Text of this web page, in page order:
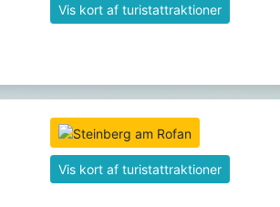
Vis kort af turistattraktioner
Vis kort af turistattraktioner